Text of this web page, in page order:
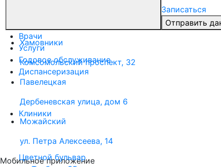
Записаться
Отправить
Врачи
Услуги
Годовое обслуживание
Диспансеризация
Клиники
Цветной бульвар
Хамовники
Комсомольский проспект, 32
Павелецкая
Дербеневская улица, дом 6
Можайский
ул. Петра Алексеева, 14
Мобильное приложение